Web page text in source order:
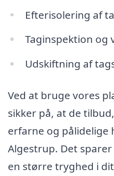
Efterisolering af
Taginspektion og
Udskiftning af
Ved at bruge vores
sikker på, at de
erfarne og pålidelige
Algestrup. Det
en større tryghed i